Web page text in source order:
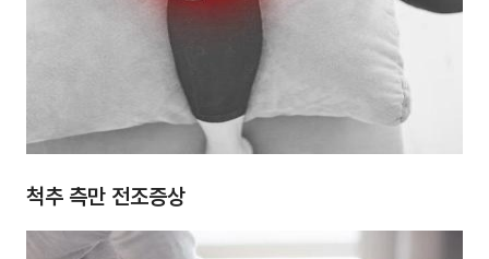
척추 측만 전조증상